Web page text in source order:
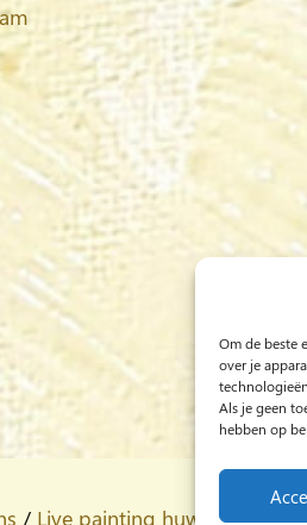
Om de beste
over je
Als je geen
hebben op
/ Live painting huwelijksfeest